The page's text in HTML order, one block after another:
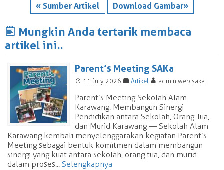
« Sumber Artikel Download Gambar»
J Mungkin Anda tertarik membaca
artikel ini..
Parent’s Meeting SAKa
T 11 July 2026 F Artikel A admin web saka
Parent’s Meeting Sekolah Alam
Karawang: Membangun Sinergi
Pendidikan antara Sekolah, Orang Tua,
dan Murid Karawang — Sekolah Alam
Karawang kembali menyelenggarakan kegiatan Parent’s
Meeting sebagai bentuk komitmen dalam membangun
sinergi yang kuat antara sekolah, orang tua, dan murid
dalam proses... Selengkapnya